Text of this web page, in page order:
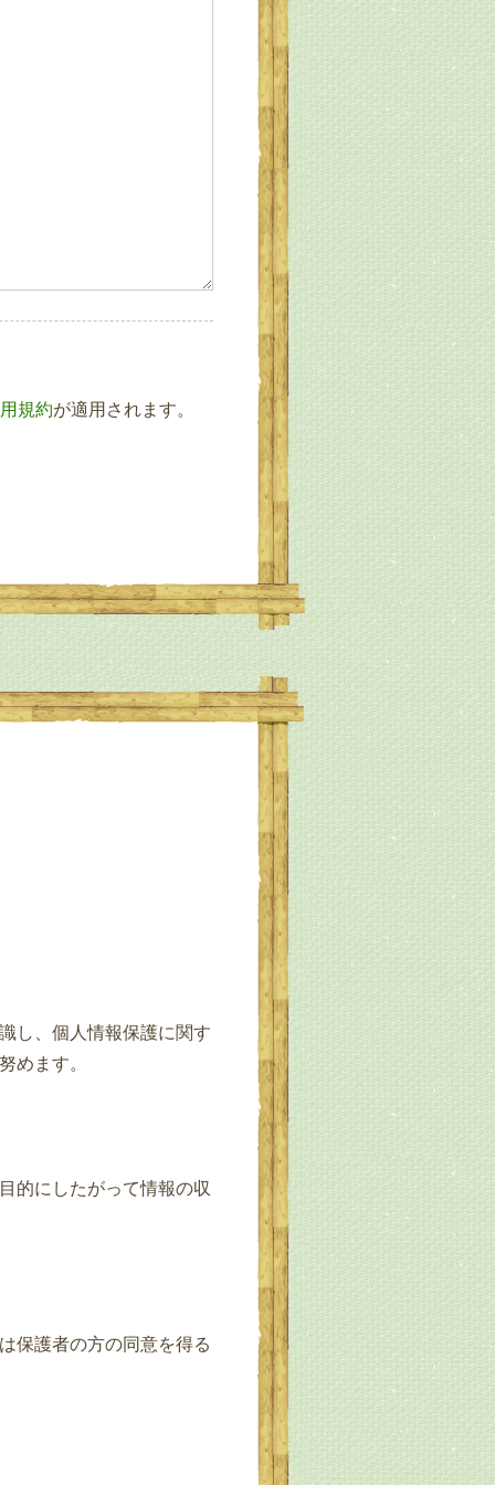
規約が適用されます。
し、個人情報保護に関す
めます。
的にしたがって情報の収
保護者の方の同意を得る